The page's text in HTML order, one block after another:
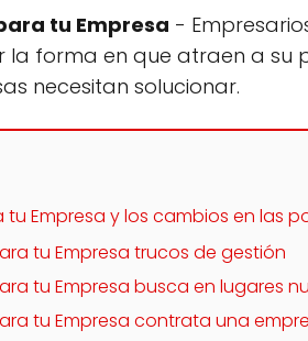
tu Empresa -
forma en que atraen a su
necesitan solucionar.
tu Empresa y los cambios en las
tu Empresa trucos de gestión
tu Empresa busca en lugares
tu Empresa contrata una